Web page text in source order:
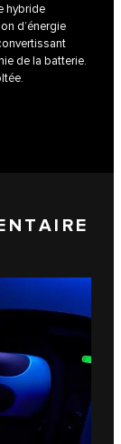
hybride
d’énergie
de la batterie.